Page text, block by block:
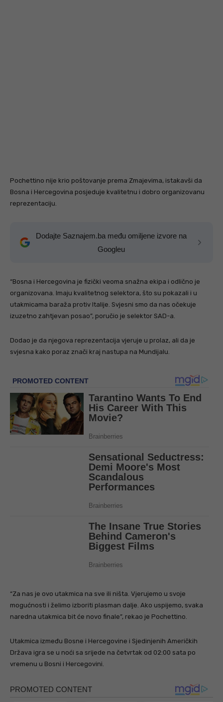
Pochettino nije krio poštovanje prema Zmajevima, istakavši da
Bosna i Hercegovina posjeduje kvalitetnu i dobro organizovanu
reprezentaciju.
Dodajte Saznajem.ba među omiljene izvore na
Googleu
“Bosna i Hercegovina je fizički veoma snažna ekipa i odlično je
organizovana. Imaju kvalitetnog selektora, što su pokazali i u
utakmicama baraža protiv Italije. Svjesni smo da nas očekuje
izuzetno zahtjevan posao”, poručio je selektor SAD-a.
Dodao je da njegova reprezentacija vjeruje u prolaz, ali da je
svjesna kako poraz znači kraj nastupa na Mundijalu.
“Za nas je ovo utakmica na sve ili ništa. Vjerujemo u svoje
mogućnosti i želimo izboriti plasman dalje. Ako uspijemo, svaka
naredna utakmica bit će novo finale”, rekao je Pochettino.
Utakmica između Bosne i Hercegovine i Sjedinjenih Američkih
Država igra se u noći sa srijede na četvrtak od 02:00 sata po
vremenu u Bosni i Hercegovini.